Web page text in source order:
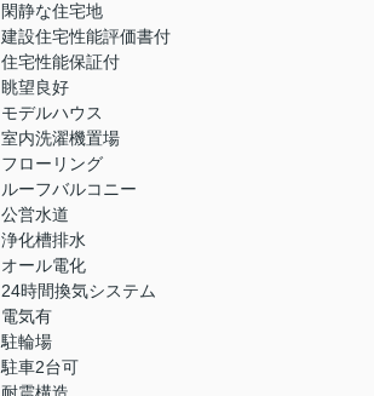
閑静な住宅地
建設住宅性能評価書付
住宅性能保証付
眺望良好
モデルハウス
室内洗濯機置場
フローリング
ルーフバルコニー
公営水道
浄化槽排水
オール電化
24時間換気システム
電気有
駐輪場
駐車2台可